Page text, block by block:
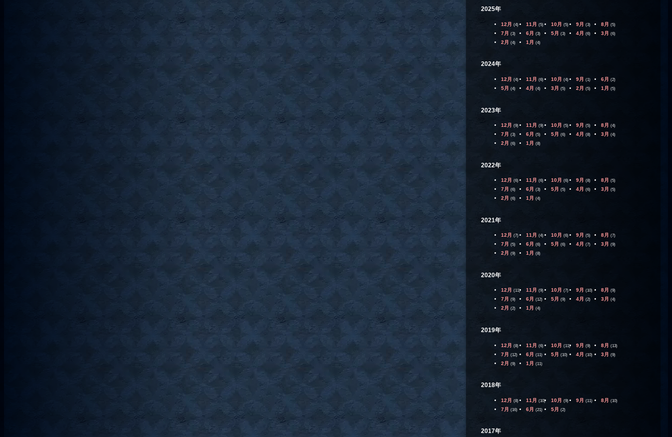
2025年
12月 (4) 11月 (5) 10月 (5) 9月 (3) 8月 (5)
7月 (3) 6月 (3) 5月 (3) 4月 (6) 3月 (6)
2月 (4) 1月 (4)
2024年
12月 (4) 11月 (6) 10月 (4) 9月 (1) 6月 (2)
5月 (4) 4月 (4) 3月 (5) 2月 (5) 1月 (5)
2023年
12月 (9) 11月 (9) 10月 (5) 9月 (5) 8月 (4)
7月 (3) 6月 (5) 5月 (6) 4月 (8) 3月 (4)
2月 (6) 1月 (8)
2022年
12月 (6) 11月 (6) 10月 (6) 9月 (8) 8月 (5)
7月 (6) 6月 (3) 5月 (5) 4月 (6) 3月 (5)
2月 (6) 1月 (4)
2021年
12月 (7) 11月 (4) 10月 (6) 9月 (5) 8月 (7)
7月 (5) 6月 (6) 5月 (6) 4月 (7) 3月 (9)
2月 (9) 1月 (8)
2020年
12月 (11) 11月 (9) 10月 (7) 9月 (10) 8月 (9)
7月 (9) 6月 (12) 5月 (9) 4月 (2) 3月 (4)
2月 (2) 1月 (4)
2019年
12月 (8) 11月 (6) 10月 (11) 9月 (9) 8月 (13)
7月 (12) 6月 (11) 5月 (10) 4月 (10) 3月 (9)
2月 (9) 1月 (11)
2018年
12月 (8) 11月 (10) 10月 (9) 9月 (11) 8月 (10)
7月 (16) 6月 (21) 5月 (2)
2017年